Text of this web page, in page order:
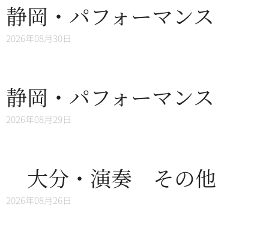
静岡・パフォーマンス
2026年08月30日
静岡・パフォーマンス
2026年08月29日
大分・演奏 その他
2026年08月26日